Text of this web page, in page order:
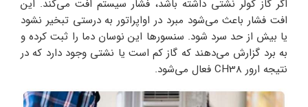
اگر گاز کولر نشتی داشته باشد، فشار سیستم افت می‌کند. این
افت فشار باعث می‌شود مبرد در اواپراتور به درستی تبخیر نشود
یا بیش از حد سرد شود. سنسورها این نوسان دما را ثبت کرده و
به برد گزارش می‌دهند که گاز کم است یا نشتی وجود دارد که در
نتیجه ارور CH38 فعال می‌شود.